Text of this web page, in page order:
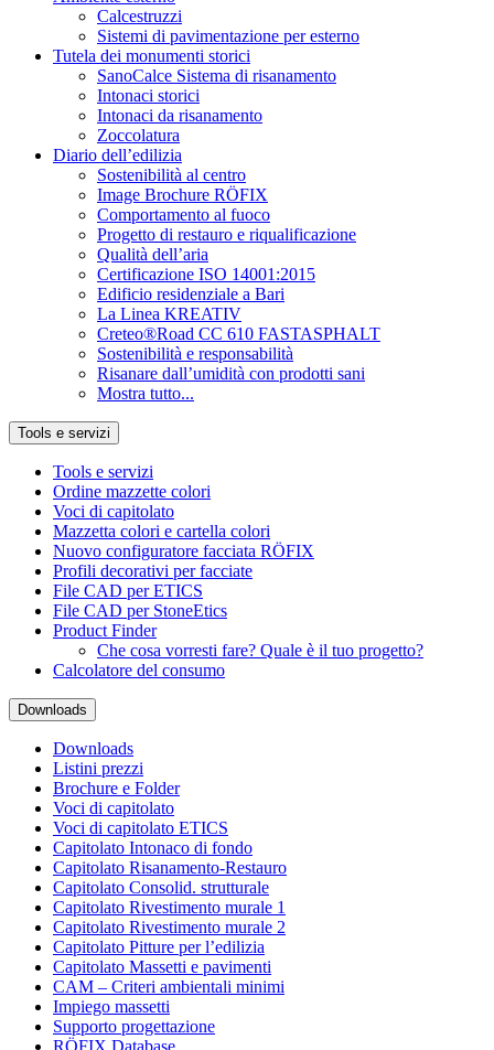
Calcestruzzi
Sistemi di pavimentazione per esterno
Tutela dei monumenti storici
SanoCalce Sistema di risanamento
Intonaci storici
Intonaci da risanamento
Zoccolatura
Diario dell’edilizia
Sostenibilità al centro
Image Brochure RÖFIX
Comportamento al fuoco
Progetto di restauro e riqualificazione
Qualità dell’aria
Certificazione ISO 14001:2015
Edificio residenziale a Bari
La Linea KREATIV
Creteo®Road CC 610 FASTASPHALT
Sostenibilità e responsabilità
Risanare dall’umidità con prodotti sani
Mostra tutto...
Tools e servizi
Tools e servizi
Ordine mazzette colori
Voci di capitolato
Mazzetta colori e cartella colori
Nuovo configuratore facciata RÖFIX
Profili decorativi per facciate
File CAD per ETICS
File CAD per StoneEtics
Product Finder
Che cosa vorresti fare? Quale è il tuo progetto?
Calcolatore del consumo
Downloads
Downloads
Listini prezzi
Brochure e Folder
Voci di capitolato
Voci di capitolato ETICS
Capitolato Intonaco di fondo
Capitolato Risanamento-Restauro
Capitolato Consolid. strutturale
Capitolato Rivestimento murale 1
Capitolato Rivestimento murale 2
Capitolato Pitture per l’edilizia
Capitolato Massetti e pavimenti
CAM – Criteri ambientali minimi
Impiego massetti
Supporto progettazione
RÖFIX Database